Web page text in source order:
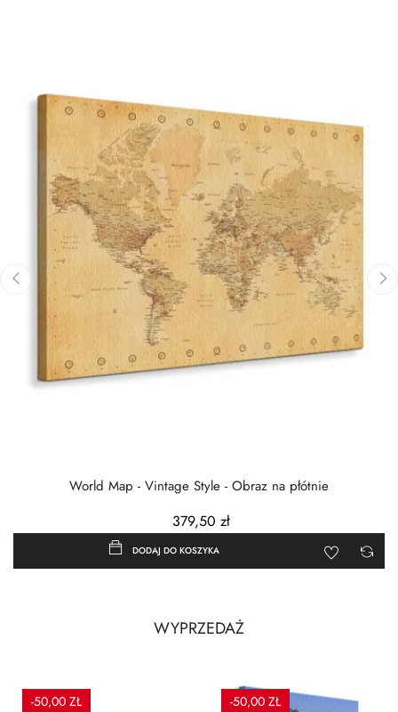
World Map - Vintage Style - Obraz na płótnie
379,50 zł
DODAJ DO KOSZYKA
WYPRZEDAŻ
-50,00 ZŁ -50,00 ZŁ